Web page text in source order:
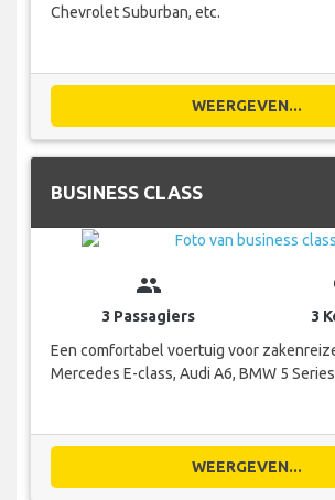
Chevrolet Suburban, etc.
WEERGEVEN...
BUSINESS CLASS
group
3 Passagiers
3
Een comfortabel voertuig voor
Mercedes E-class, Audi A6, BMW 5
WEERGEVEN...